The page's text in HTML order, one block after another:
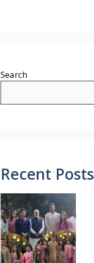
Search
Recent Posts